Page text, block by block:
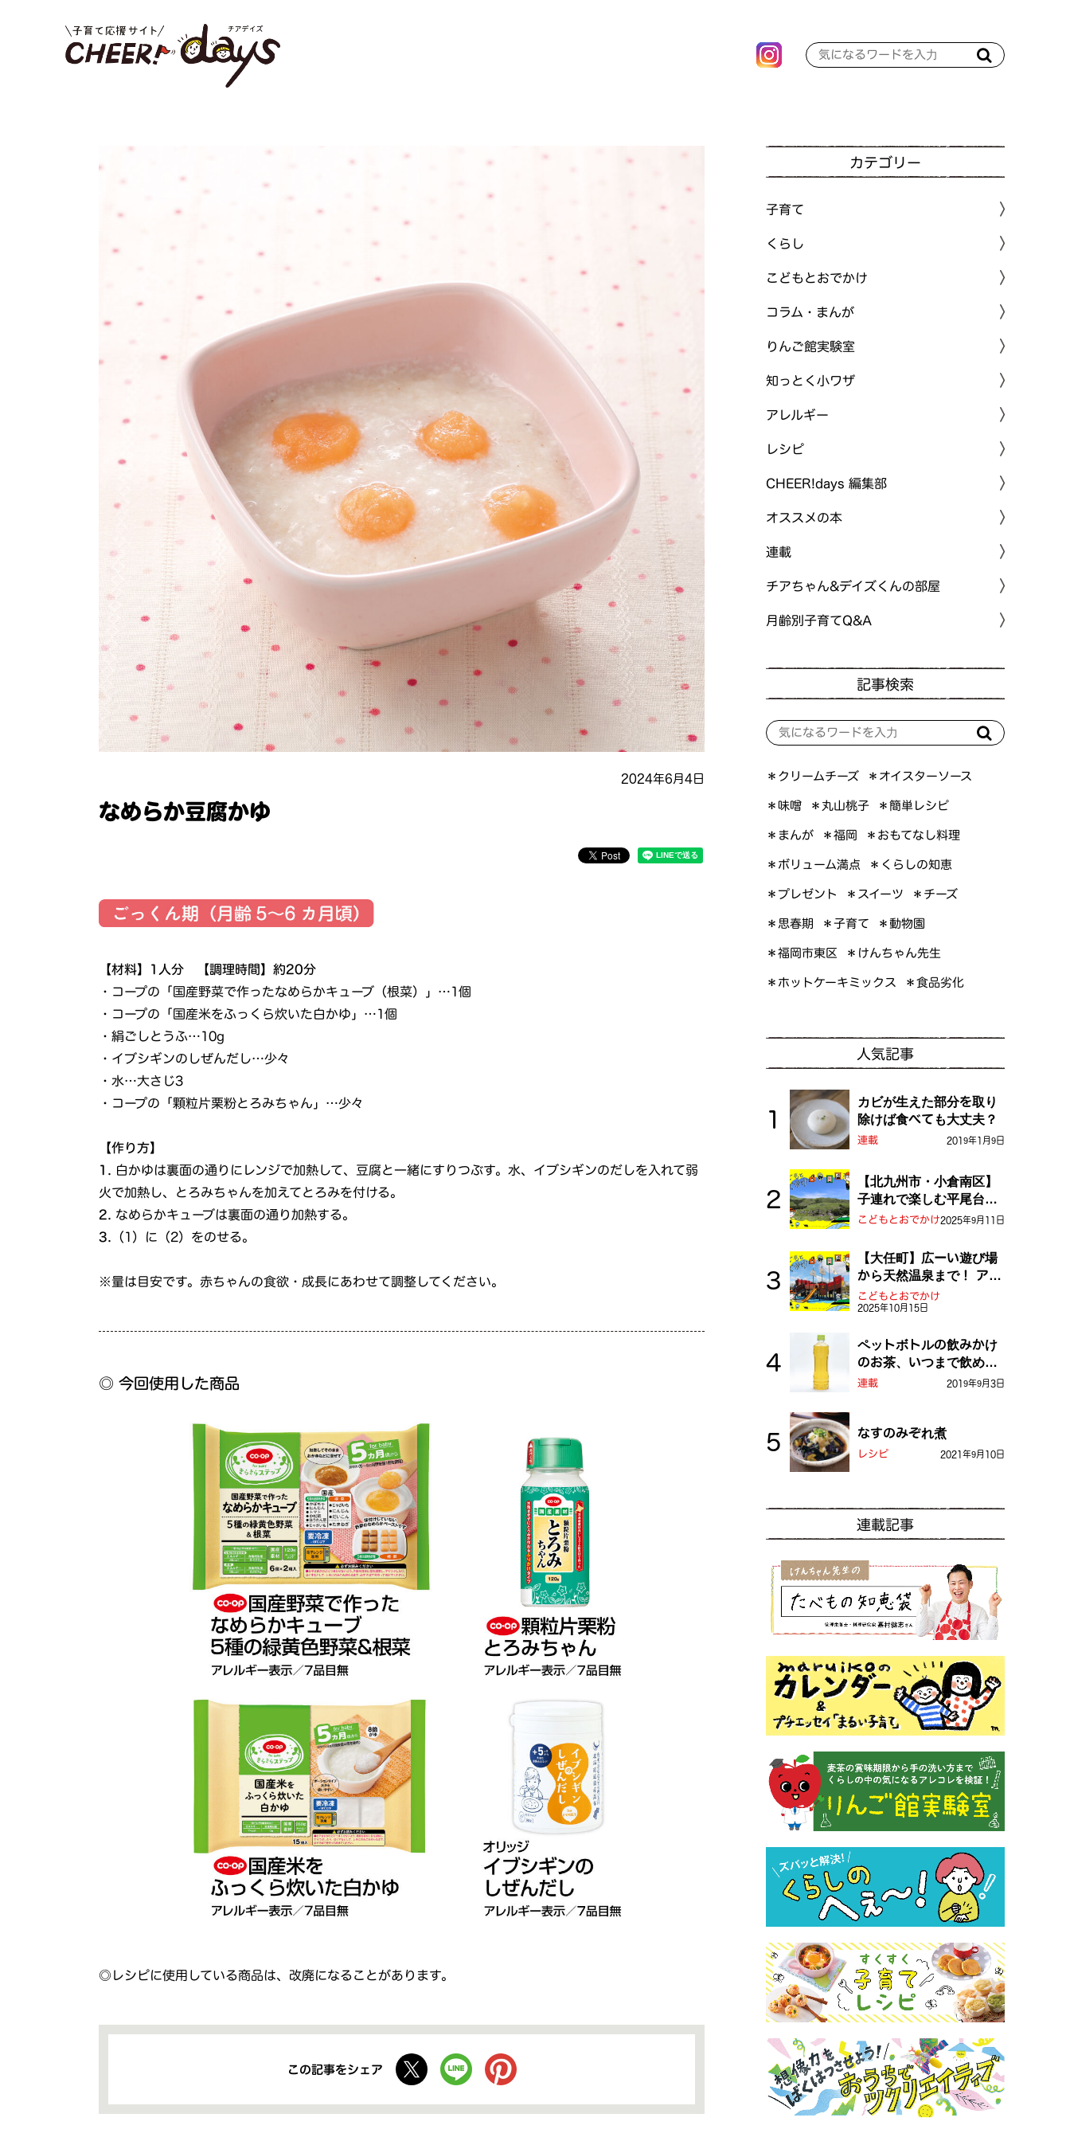
2024年6月4日
なめらか豆腐かゆ
【材料】1人分 【調理時間】約20分
・コープの「国産野菜で作ったなめらかキューブ（根菜）」…1個
・コープの「国産米をふっくら炊いた白かゆ」…1個
・絹ごしとうふ…10g
・イブシギンのしぜんだし…少々
・水…大さじ3
・コープの「顆粒片栗粉とろみちゃん」…少々
【作り方】
1. 白かゆは裏面の通りにレンジで加熱して、豆腐と一緒にすりつぶす。水、イブシギンのだしを入れて弱
火で加熱し、とろみちゃんを加えてとろみを付ける。
2. なめらかキューブは裏面の通り加熱する。
3. （1）に（2）をのせる。
※量は目安です。赤ちゃんの食欲・成長にあわせて調整してください。
◎ 今回使用した商品
◎レシピに使用している商品は、改廃になることがあります。
この記事をシェア
カテゴリー
子育て
くらし
こどもとおでかけ
コラム・まんが
りんご館実験室
知っとく小ワザ
アレルギー
レシピ
CHEER!days 編集部
オススメの本
連載
チアちゃん&デイズくんの部屋
月齢別子育てQ&A
記事検索
＊クリームチーズ ＊オイスターソース
＊味噌 ＊丸山桃子 ＊簡単レシピ
＊まんが ＊福岡 ＊おもてなし料理
＊ボリューム満点 ＊くらしの知恵
＊プレゼント ＊スイーツ ＊チーズ
＊思春期 ＊子育て ＊動物園
＊福岡市東区 ＊けんちゃん先生
＊ホットケーキミックス ＊食品劣化
人気記事
カビが生えた部分を取り
除けば食べても大丈夫？
連載 2019年1月9日
【北九州市・小倉南区】
子連れで楽しむ平尾台！
ふしぎな草原や千仏鍾乳
こどもとおでかけ2025年9月11日
【大任町】広ーい遊び場
から天然温泉まで！ アミ
ューズメントな道の駅・
おおとう桜街道
こどもとおでかけ
2025年10月15日
ペットボトルの飲みかけ
のお茶、いつまで飲め
る？
連載 2019年9月3日
なすのみぞれ煮
レシピ 2021年9月10日
連載記事